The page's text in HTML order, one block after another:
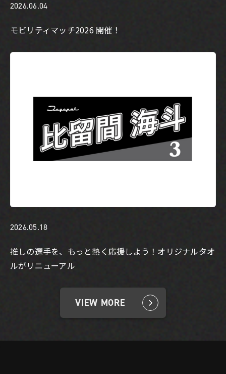
VIEW MORE
2026.06.04
モビリティマッチ2026 開催！
2026.05.18
推しの選手を、もっと熱く応援しよう！オリジナルタオ
ルがリニューアル